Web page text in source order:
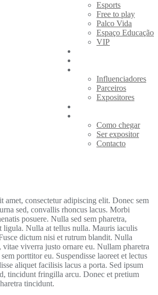
Esports
Free to play
Palco Vida
Espaço Educação
VIP
Influenciadores
Parceiros
Expositores
Como chegar
Ser expositor
Contacto
amet, consectetur adipiscing elit. Donec sem
sed, convallis rhoncus lacus. Morbi
posuere. Nulla sed sem pharetra,
ligula. Nulla at tellus nulla. Mauris iaculis
dictum nisi et rutrum blandit. Nulla
vitae viverra justo ornare eu. Nullam pharetra
porttitor eu. Suspendisse laoreet et lectus
aliquet facilisis lacus a porta. Sed ipsum
tincidunt fringilla arcu. Donec et pretium
tincidunt.